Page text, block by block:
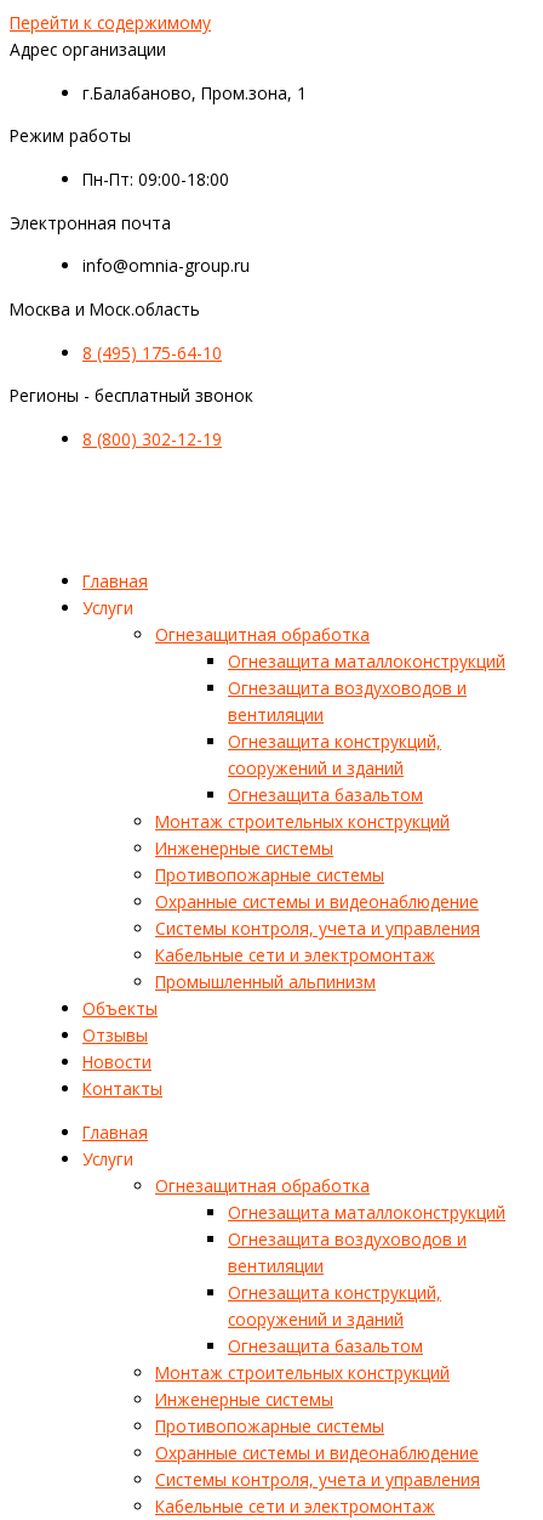
Перейти к содержимому
Адрес организации
г.Балабаново, Пром.зона, 1
Режим работы
Пн-Пт: 09:00-18:00
Электронная почта
info@omnia-group.ru
Москва и Моск.область
8 (495) 175-64-10
Регионы - бесплатный звонок
8 (800) 302-12-19
Главная
Услуги
Огнезащитная обработка
Огнезащита маталлоконструкций
Огнезащита воздуховодов и
вентиляции
Огнезащита конструкций,
сооружений и зданий
Огнезащита базальтом
Монтаж строительных конструкций
Инженерные системы
Противопожарные системы
Охранные системы и видеонаблюдение
Системы контроля, учета и управления
Кабельные сети и электромонтаж
Промышленный альпинизм
Объекты
Отзывы
Новости
Контакты
Главная
Услуги
Огнезащитная обработка
Огнезащита маталлоконструкций
Огнезащита воздуховодов и
вентиляции
Огнезащита конструкций,
сооружений и зданий
Огнезащита базальтом
Монтаж строительных конструкций
Инженерные системы
Противопожарные системы
Охранные системы и видеонаблюдение
Системы контроля, учета и управления
Кабельные сети и электромонтаж